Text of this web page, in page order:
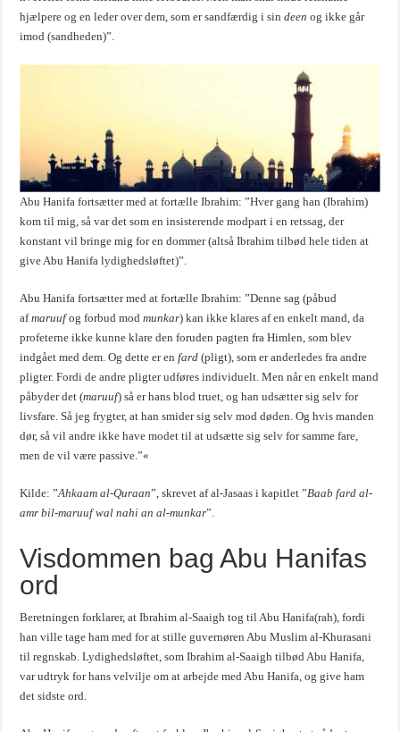
hjælpere og en leder over dem, som er sandfærdig i sindeen og ikke går
imod (sandheden)”.
Abu Hanifa fortsætter med at fortælle Ibrahim: ”Hver gang han (Ibrahim)
kom til mig, så var det som en insisterende modpart i en retssag, der
konstant vil bringe mig for en dommer (altså Ibrahim tilbød hele tiden at
give Abu Hanifa lydighedsløftet)”.
Abu Hanifa fortsætter med at fortælle Ibrahim: ”Denne sag (påbud
afmaruufog forbud modmunkar) kan ikke klares af en enkelt mand, da
profeterne ikke kunne klare den foruden pagten fra Himlen, som blev
indgået med dem. Og dette er enfard (pligt), som er anderledes fra andre
pligter. Fordi de andre pligter udføres individuelt. Men når en enkelt mand
påbyder det (maruuf) så er hans blod truet, og han udsætter sig selv for
livsfare. Så jeg frygter, at han smider sig selv mod døden. Og hvis manden
dør, så vil andre ikke have modet til at udsætte sig selv for samme fare,
men de vil være passive.”«
Kilde: ”Ahkaam al-Quraan”, skrevet af al-Jasaas i kapitlet ”Baab fard al-
amr bil-maruuf wal nahi an al-munkar”.
Visdommen bag Abu Hanifas
ord
Beretningen forklarer, at Ibrahim al-Saaigh tog til Abu Hanifa(rah), fordi
han ville tage ham med for at stille guvernøren Abu Muslim al-Khurasani
til regnskab. Lydighedsløftet, som Ibrahim al-Saaigh tilbød Abu Hanifa,
var udtryk for hans velvilje om at arbejde med Abu Hanifa, og give ham
det sidste ord.